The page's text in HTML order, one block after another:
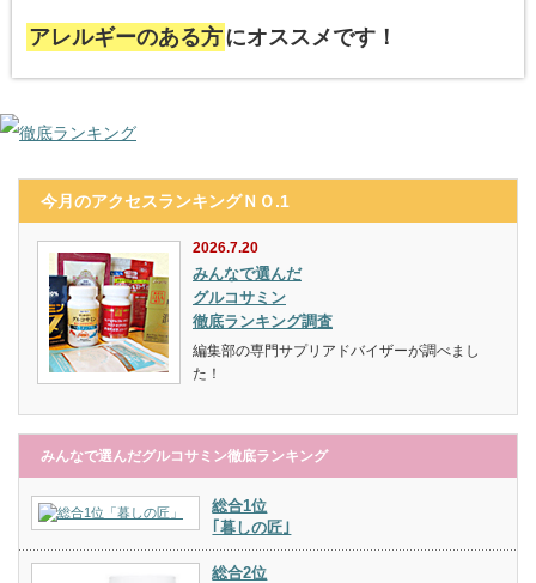
アレルギーのある方にオススメです！
今月のアクセスランキングＮＯ.1
2026.7.20
みんなで選んだ
グルコサミン
徹底ランキング調査
編集部の専門サプリアドバイザーが調べまし
た！
みんなで選んだグルコサミン徹底ランキング
総合1位
｢暮しの匠｣
総合2位